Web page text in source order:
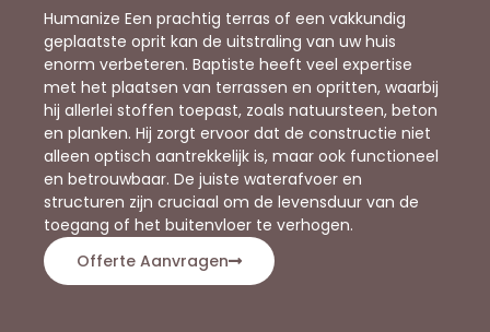
Humanize Een prachtig terras of een vakkundig
geplaatste oprit kan de uitstraling van uw huis
enorm verbeteren. Baptiste heeft veel expertise
met het plaatsen van terrassen en opritten, waarbij
hij allerlei stoffen toepast, zoals natuursteen, beton
en planken. Hij zorgt ervoor dat de constructie niet
alleen optisch aantrekkelijk is, maar ook functioneel
en betrouwbaar. De juiste waterafvoer en
structuren zijn cruciaal om de levensduur van de
toegang of het buitenvloer te verhogen.
Offerte Aanvragen